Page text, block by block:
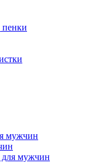
пенки
мужчин
для мужчин